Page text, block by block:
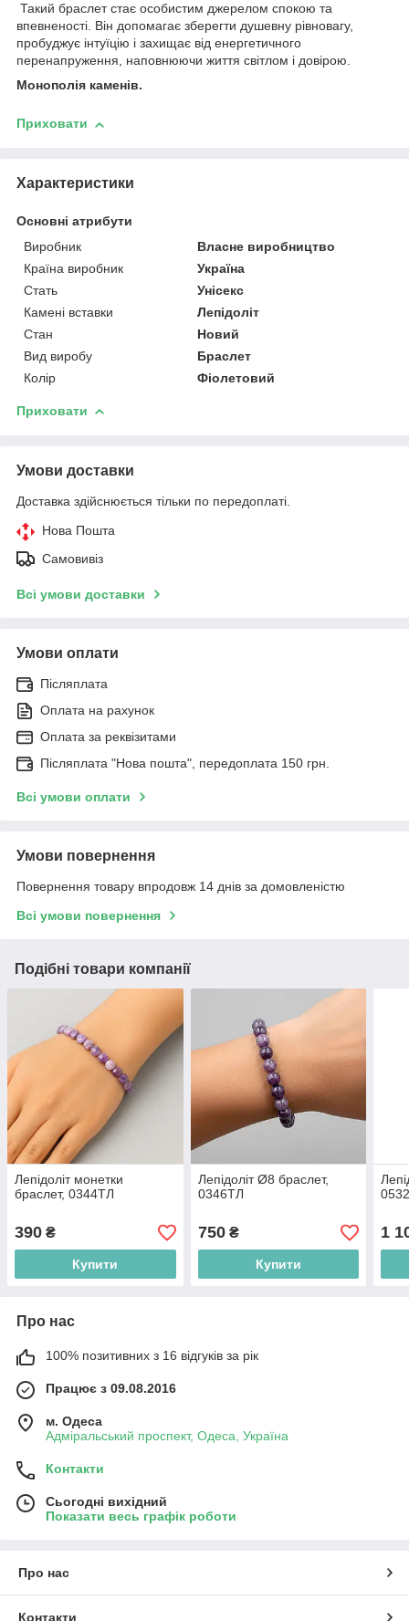
Такий браслет стає особистим джерелом спокою та
впевненості. Він допомагає зберегти душевну рівновагу,
пробуджує інтуїцію і захищає від енергетичного
перенапруження, наповнюючи життя світлом і довірою.
Монополія каменів.
Приховати
Характеристики
Основні атрибути
Виробник
Власне виробництво
Країна виробник
Україна
Стать
Унісекс
Камені вставки
Лепідоліт
Стан
Новий
Вид виробу
Браслет
Колір
Фіолетовий
Приховати
Умови доставки
Доставка здійснюється тільки по передоплаті.
Нова Пошта
Самовивіз
Всі умови доставки
Умови оплати
Післяплата
Оплата на рахунок
Оплата за реквізитами
Післяплата "Нова пошта", передоплата 150 грн.
Всі умови оплати
Умови повернення
Повернення товару впродовж 14 днів за домовленістю
Всі умови повернення
Подібні товари компанії
Лепідоліт монетки
браслет, 0344ТЛ
390 ₴
Купити
Лепідоліт Ø8 браслет,
0346ТЛ
750₴
Купити
1
Про нас
100% позитивних з 16 відгуків за рік
Працює з 09.08.2016
м. Одеса
Адміральський проспект, Одеса, Україна
Контакти
Сьогодні вихідний
Показати весь графік роботи
Про нас
Контакти